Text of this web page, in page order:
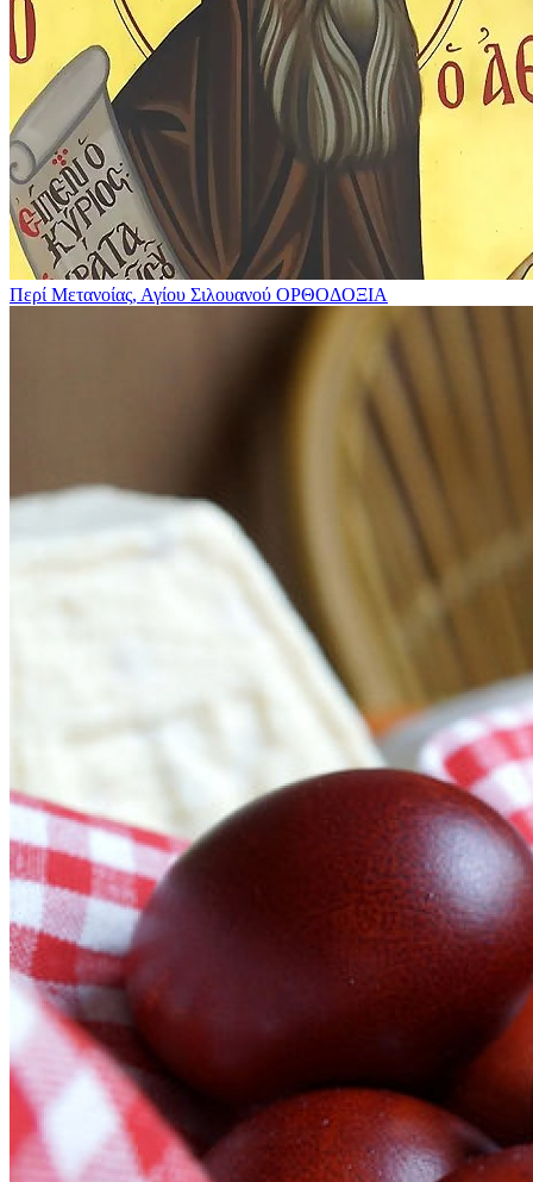
Περί Μετανοίας, Αγίου Σιλουανού ΟΡΘΟΔΟΞΙΑ